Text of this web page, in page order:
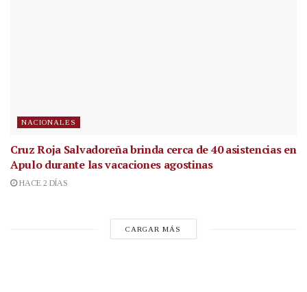
NACIONALES
Cruz Roja Salvadoreña brinda cerca de 40 asistencias en
Apulo durante las vacaciones agostinas
HACE 2 DÍAS
CARGAR MÁS